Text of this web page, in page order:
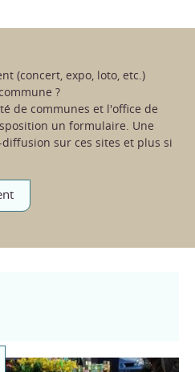
(concert, expo, loto, etc.)
?
de communes et l'office de
un formulaire. Une
sur ces sites et plus si